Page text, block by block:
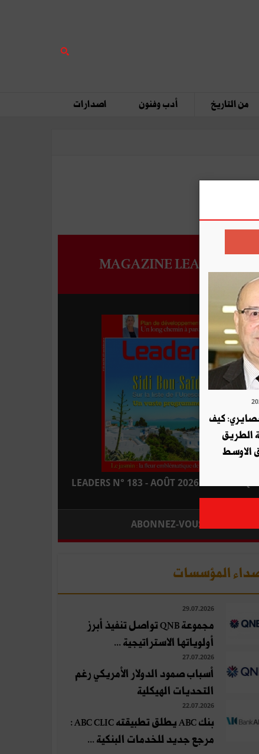
من التاريخ أدب وفنون اصدارات
MAGAZINE LEADERS
LEADERS N° 183 - AOÛT 2026 : EN KIOSQUE
ABONNEZ-VOUS
المؤسسات
29.07.2026
مجموعة QNB تواصل تنفيذ أبرز
أولوياتها الاستراتيجية ...
27.07.2026
أسباب صمود الدولار الأمريكي رغم
التحديات الهيكلية
22.07.2026
بنك ABC يطلق تطبيقته ABC CLIC :
مرجع جديد للخدمات البنكية ...
كيف
الطريق
الاوسط